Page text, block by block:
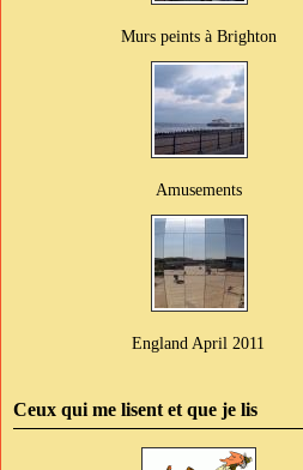
Murs peints à Brighton
Amusements
England April 2011
Ceux qui me lisent et que je lis